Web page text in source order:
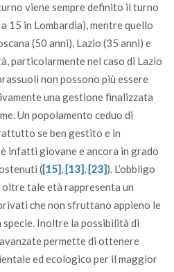
viene sempre definito il turno
15 in Lombardia), mentre quello
(50 anni), Lazio (35 anni) e
particolarmente nel caso di Lazio
non possono più essere
una gestione finalizzata
Un popolamento ceduo di
se ben gestito e in
infatti giovane e ancora in grado
([15],[13],[23]). L’obbligo
oltre tale età rappresenta un
che non sfruttano appieno le
Inoltre la possibilità di
permette di ottenere
ed ecologico per il maggior